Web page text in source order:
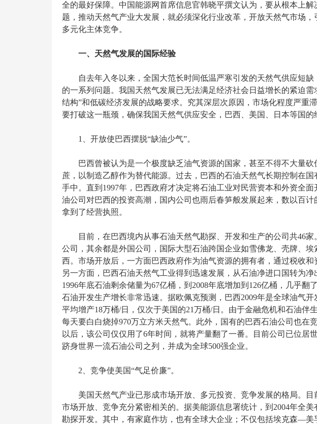
全的最好保障。中国能源网首席信息官韩晓平撰文认为，要从根本上解
题，推动天然气产业大发展，就必须深化行业改革，开放天然气市场
多元化主体竞争。
一、天然气发展的国际经验
自去年入冬以来，全国大范长时间低温严寒引发的天然气供应短
的一系列问题。我国天然气发展已无法满足经济社会日益增长的紧迫需
结构”和低碳经济发展的战略要求。究其深层次原因，市场化程度严重
要打破这一瓶颈，确保我国天然气供应安全，巴西、美国、日本等国的
1、开放使巴西摆脱“缺油少气”。
巴西曾被认为是一个极度缺乏油气资源的国家，甚至不得不大量
蔗，以制造乙醇作为替代能源。过去，巴西的石油天然气长期控制在国
手中。直到1997年，巴西政府才决定将石油工业对民营资本和外资全
油公司对巴西的投资高潮，国内公司也雨后春笋般发展起来，数以百
拿到了经营执照。
目前，在巴西境内从事石油天然气勘探、开发和生产的公司共46家
公司，其余都是外国公司，国际大型石油跨国企业如雪佛龙、壳牌、
西。市场开放后，一方面巴西政府作为油气资源的拥有者，通过税收和
另一方面，巴西石油天然气工业得到迅速发展，从石油净进口国转为
1996年底石油剩余储量为67亿桶，到2008年底增加到126亿桶，几乎翻
石油开发生产增长非常迅速。据欧佩克预测，巴西2009年是全球油气开
平均增产18万桶/日，仅次于美国的21万桶/日。由于金融危机和石油伴
每天要白白烧掉970万立方米天然气。此外，国有的巴西石油公司也在
以后，该公司仅仅用了6年时间，就将产量翻了一番。目前公司已位居
跻身世界一流石油公司之列，并成为全球500强企业。
2、竞争使美国“气足价廉”。
美国天然气产业已形成市场开放、多元投资、竞争发展的格局。
市场开放、竞争充分紧密相关的。据美能源信息署统计，到2004年全
勘探开发。其中，有家庭作坊，也有全球大企业；不仅包括埃克森—美